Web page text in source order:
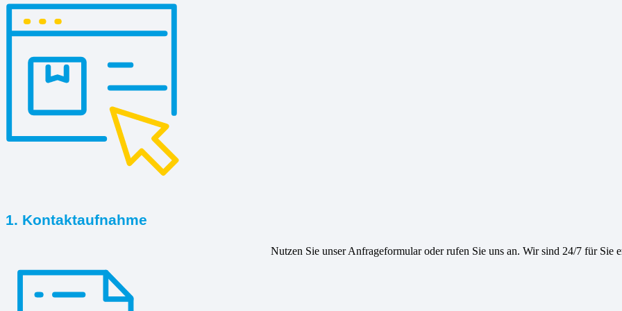
1. Kontaktaufnahme
Nutzen Sie unser Anfrageformular oder rufen Sie uns an. Wir sind 24/7 für Sie